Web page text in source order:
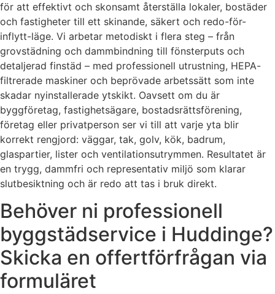
för att effektivt och skonsamt återställa lokaler, bostäder
och fastigheter till ett skinande, säkert och redo-för-
inflytt-läge. Vi arbetar metodiskt i flera steg – från
grovstädning och dammbindning till fönsterputs och
detaljerad finstäd – med professionell utrustning, HEPA-
filtrerade maskiner och beprövade arbetssätt som inte
skadar nyinstallerade ytskikt. Oavsett om du är
byggföretag, fastighetsägare, bostadsrättsförening,
företag eller privatperson ser vi till att varje yta blir
korrekt rengjord: väggar, tak, golv, kök, badrum,
glaspartier, lister och ventilationsutrymmen. Resultatet är
en trygg, dammfri och representativ miljö som klarar
slutbesiktning och är redo att tas i bruk direkt.
Behöver ni professionell
byggstädservice i Huddinge?
Skicka en offertförfrågan via
formuläret